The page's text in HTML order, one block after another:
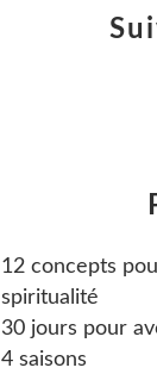
12 concepts
spiritualité
30 jours pour
4 saisons